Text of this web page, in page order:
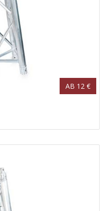
AB 12 €